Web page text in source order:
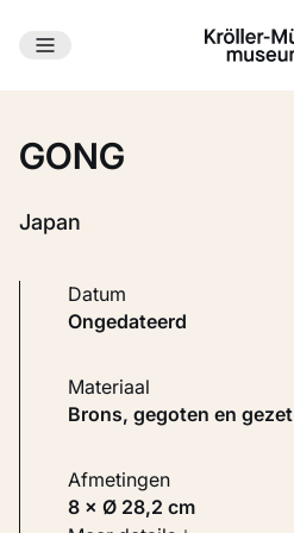
Ga naar hoofdinhoud
GONG
Japan
Datum
ongedateerd
Materiaal
Brons, gegoten en gezet
Afmetingen
8 × Ø 28,2 cm